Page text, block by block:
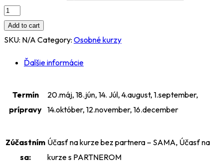
množstvo
JEDNODŇOVÝ
KOMPLEXNÝ
prípravy
pôrod
Hypnopôrodu
Add to cart
SKU: N/A Category: Osobné kurzy
Ďalšie informácie
Termín
prípravy
20.máj, 18.jún, 14. Júl, 4.august, 1.september,
14.október, 12.november, 16.december
Zúčastním
sa:
Účasť na kurze bez partnera – SAMA, Účasť na
kurze s PARTNEROM